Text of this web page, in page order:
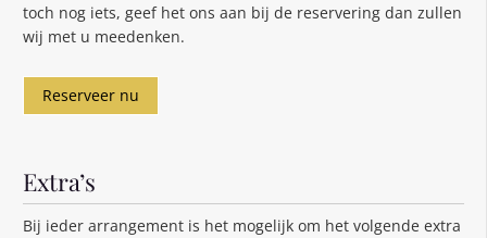
toch nog iets, geef het ons aan bij de reservering dan zullen
wij met u meedenken.
Reserveer nu
Extra’s
Bij ieder arrangement is het mogelijk om het volgende extra